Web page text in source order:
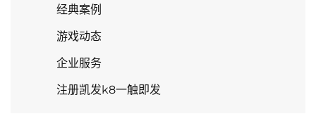
经典案例
游戏动态
企业服务
注册凯发k8一触即发